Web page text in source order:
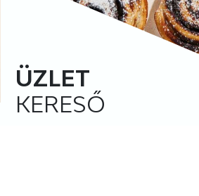
ÜZLET
KERESŐ